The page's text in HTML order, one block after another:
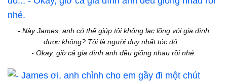
- Này James, anh có thể giúp tôi không lạc lõng với gia đình
được không? Tôi là người duy nhất tóc đỏ...
- Okay, giờ cả gia đình anh đều giống nhau rồi nhé.